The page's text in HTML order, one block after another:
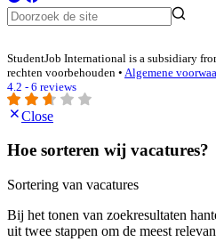
StudentJob International is a subsidiary
rechten voorbehouden • Algemene
4.2 - 6 reviews
Close
Hoe sorteren wij vacatures?
Sortering van vacatures
Bij het tonen van zoekresultaten
uit twee stappen om de meest